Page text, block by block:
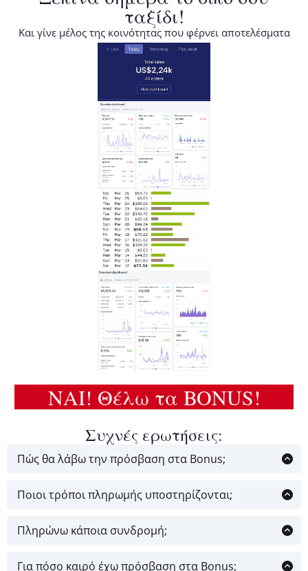
ταξίδι!
Και γίνε μέλος της κοινότητας που φέρνει αποτελέσματα
ΝΑΙ! Θέλω τα BONUS!
Συχνές ερωτήσεις:
Πώς θα λάβω την πρόσβαση στα Bonus;
πρόσβαση από το σύστημα και μέσα σε μερικά λεπτά
θα σας έρθει το email επιβεβαίωσης.
Ποιοι τρόποι πληρωμής υποστηρίζονται;
οποιαδήποτε πιστωτική, χρεωστική ή
προπληρωμένη κάρτα καθώς και με PayPal.
Πληρώνω κάποια συνδρομή;
αρχική πληρωμή των 47 ευρώ.
Για πόσο καιρό έχω πρόσβαση στα Bonus;